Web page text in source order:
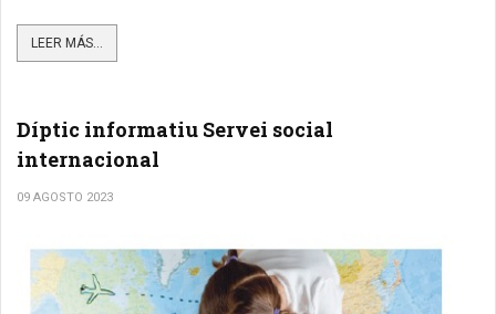
LEER MÁS...
Díptic informatiu Servei social
internacional
09 AGOSTO 2023